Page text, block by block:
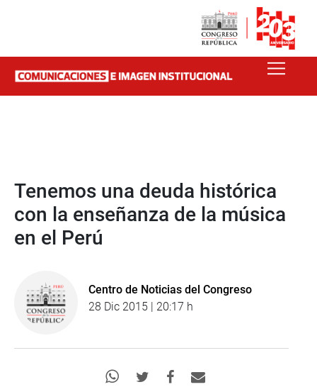
Tenemos una deuda histórica
con la enseñanza de la música
en el Perú
Centro de Noticias del Congreso
28 Dic 2015 | 20:17 h